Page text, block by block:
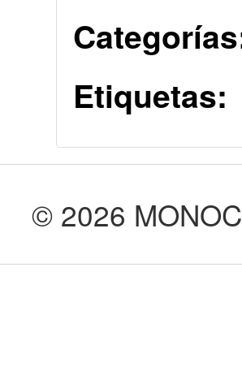
Etiquetas:
© 2026